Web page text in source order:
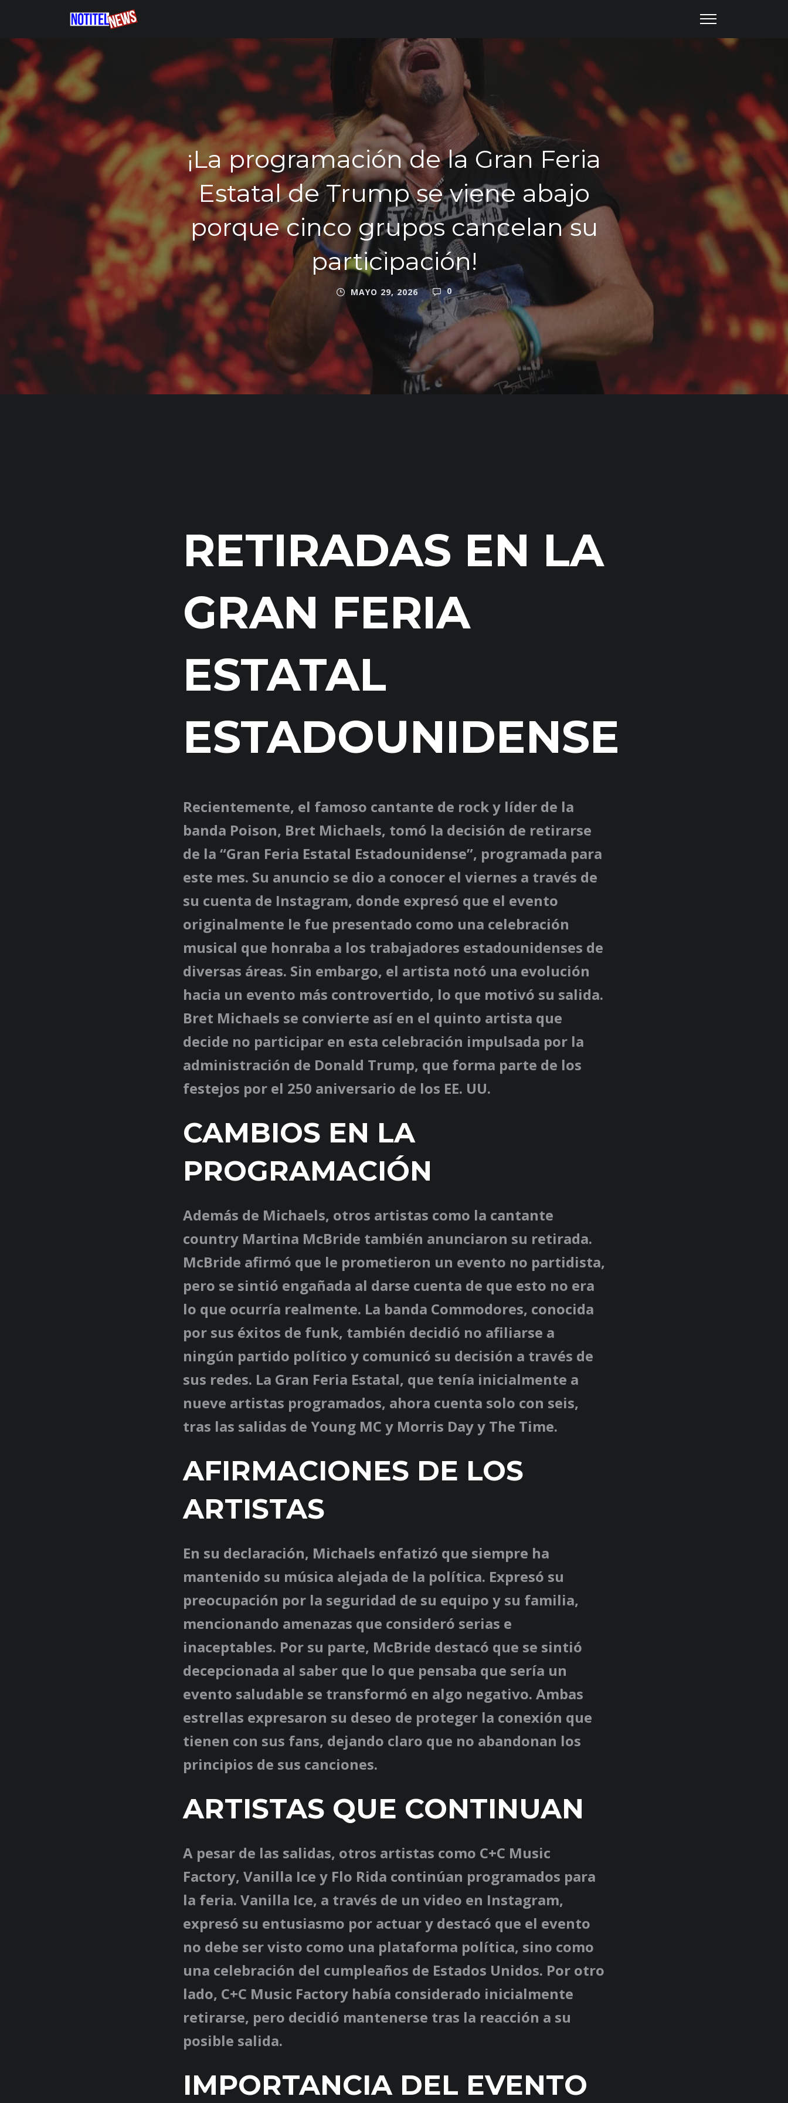
¡La programación de la Gran Feria
Estatal de Trump se viene abajo
porque cinco grupos cancelan su
participación!
MAYO 29, 2026 0
RETIRADAS EN LA
GRAN FERIA
ESTATAL
ESTADOUNIDENSE
Recientemente, el famoso cantante de rock y líder de la
banda Poison, Bret Michaels, tomó la decisión de retirarse
de la “Gran Feria Estatal Estadounidense”, programada para
este mes. Su anuncio se dio a conocer el viernes a través de
su cuenta de Instagram, donde expresó que el evento
originalmente le fue presentado como una celebración
musical que honraba a los trabajadores estadounidenses de
diversas áreas. Sin embargo, el artista notó una evolución
hacia un evento más controvertido, lo que motivó su salida.
Bret Michaels se convierte así en el quinto artista que
decide no participar en esta celebración impulsada por la
administración de Donald Trump, que forma parte de los
festejos por el 250 aniversario de los EE. UU.
CAMBIOS EN LA
PROGRAMACIÓN
Además de Michaels, otros artistas como la cantante
country Martina McBride también anunciaron su retirada.
McBride afirmó que le prometieron un evento no partidista,
pero se sintió engañada al darse cuenta de que esto no era
lo que ocurría realmente. La banda Commodores, conocida
por sus éxitos de funk, también decidió no afiliarse a
ningún partido político y comunicó su decisión a través de
sus redes. La Gran Feria Estatal, que tenía inicialmente a
nueve artistas programados, ahora cuenta solo con seis,
tras las salidas de Young MC y Morris Day y The Time.
AFIRMACIONES DE LOS
ARTISTAS
En su declaración, Michaels enfatizó que siempre ha
mantenido su música alejada de la política. Expresó su
preocupación por la seguridad de su equipo y su familia,
mencionando amenazas que consideró serias e
inaceptables. Por su parte, McBride destacó que se sintió
decepcionada al saber que lo que pensaba que sería un
evento saludable se transformó en algo negativo. Ambas
estrellas expresaron su deseo de proteger la conexión que
tienen con sus fans, dejando claro que no abandonan los
principios de sus canciones.
ARTISTAS QUE CONTINUAN
A pesar de las salidas, otros artistas como C+C Music
Factory, Vanilla Ice y Flo Rida continúan programados para
la feria. Vanilla Ice, a través de un video en Instagram,
expresó su entusiasmo por actuar y destacó que el evento
no debe ser visto como una plataforma política, sino como
una celebración del cumpleaños de Estados Unidos. Por otro
lado, C+C Music Factory había considerado inicialmente
retirarse, pero decidió mantenerse tras la reacción a su
posible salida.
IMPORTANCIA DEL EVENTO